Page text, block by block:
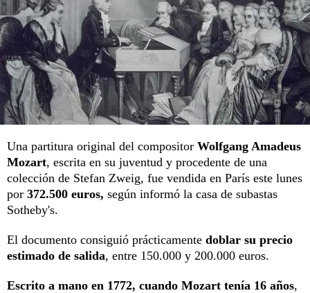
Una partitura original del compositor Wolfgang Amadeus
Mozart, escrita en su juventud y procedente de una
colección de Stefan Zweig, fue vendida en París este lunes
por 372.500 euros, según informó la casa de subastas
Sotheby's.
El documento consiguió prácticamente doblar su precio
estimado de salida, entre 150.000 y 200.000 euros.
Escrito a mano en 1772, cuando Mozart tenía 16 años,